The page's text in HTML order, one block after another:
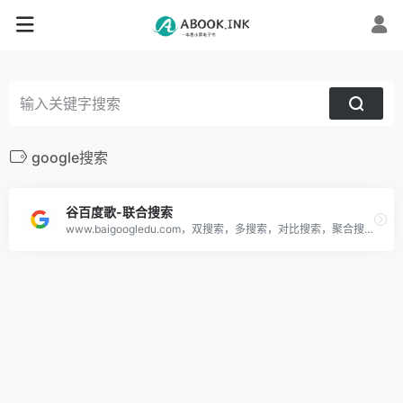
google搜索
谷百度歌-联合搜索
www.baigoogledu.com，双搜索，多搜索，对比搜索，聚合搜索，联合搜索，搜索引擎大全，百度Google一起搜